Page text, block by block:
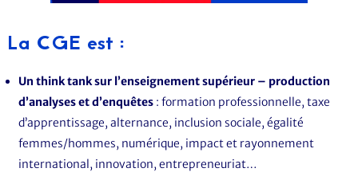
La CGE est :
Un think tank sur l’enseignement supérieur – production
d’analyses et d’enquêtes: formation professionnelle, taxe
d’apprentissage, alternance, inclusion sociale, égalité
femmes/hommes, numérique, impact et rayonnement
international, innovation, entrepreneuriat…